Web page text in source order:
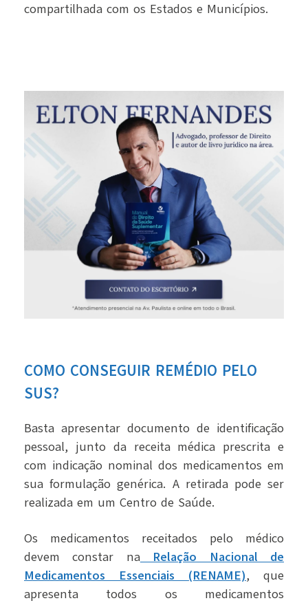
compartilhada com os Estados e Municípios.
COMO CONSEGUIR REMÉDIO PELO
SUS?
Basta apresentar documento de identificação
pessoal, junto da receita médica prescrita e
com indicação nominal dos medicamentos em
sua formulação genérica. A retirada pode ser
realizada em um Centro de Saúde.
Os medicamentos receitados pelo médico
devem constar naRelação Nacional de
Medicamentos Essenciais (RENAME), que
apresenta todos os medicamentos